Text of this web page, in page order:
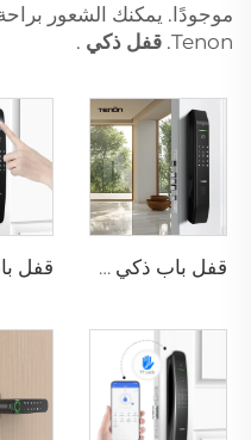
موجودًا. يمكنك الشعور
Tenon. قفل ذكي .
قفل باب ذكي رقمي باستخدام بصمة الإصبع لتطبيق Tuya Tenon D7 Pro